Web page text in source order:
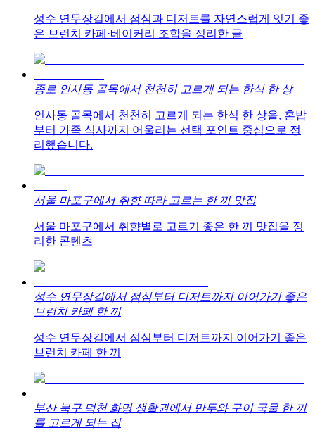
성수 연무장길에서 점심과 디저트를 자연스럽게 잇기 좋
은 브런치 카페·베이커리 조합을 정리한 글
종로 인사동 골목에서 천천히 고르게 되는 한식 한 상
인사동 골목에서 천천히 고르게 되는 한식 한 상을, 혼밥
부터 가족 식사까지 어울리는 선택 포인트 중심으로 정
리했습니다.
서울 마포구에서 취향 따라 고르는 한 끼 맛집
서울 마포구에서 취향별로 고르기 좋은 한 끼 맛집을 정
리한 콘텐츠
성수 연무장길에서 점심부터 디저트까지 이어가기 좋은
브런치 카페 한 끼
성수 연무장길에서 점심부터 디저트까지 이어가기 좋은
브런치 카페 한 끼
부산 북구 덕천 화명 생활권에서 만두와 구이 국물 한 끼
를 고르게 되는 집